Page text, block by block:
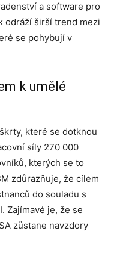
a software pro
odráží širší trend mezi
se pohybují v
k umělé
které se dotknou
síly 270 000
kterých se to
zdůrazňuje, že cílem
do souladu s
Zajímavé je, že se
zůstane navzdory